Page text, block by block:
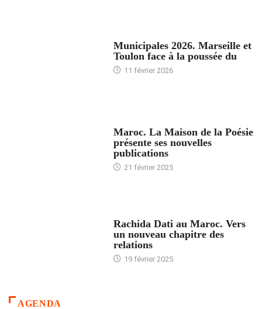
Municipales 2026. Marseille et
Toulon face à la poussée du
11 février 2026
Maroc. La Maison de la Poésie
présente ses nouvelles
publications
21 février 2025
Rachida Dati au Maroc. Vers
un nouveau chapitre des
relations
19 février 2025
AGENDA